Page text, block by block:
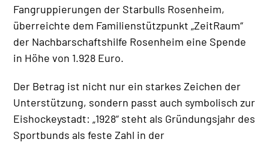
Fangruppierungen der Starbulls Rosenheim,
überreichte dem Familienstützpunkt „ZeitRaum“
der Nachbarschaftshilfe Rosenheim eine Spende
in Höhe von 1.928 Euro.
Der Betrag ist nicht nur ein starkes Zeichen der
Unterstützung, sondern passt auch symbolisch zur
Eishockeystadt: „1928“ steht als Gründungsjahr des
Sportbunds als feste Zahl in der